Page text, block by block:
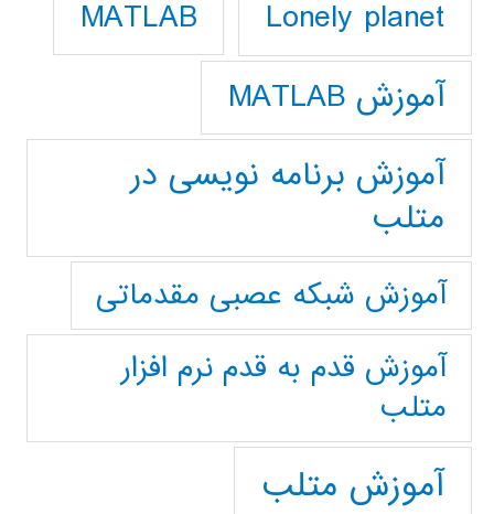
Lonely planet
MATLAB
آموزش MATLAB
آموزش برنامه نویسی در
متلب
آموزش شبکه عصبی مقدماتی
آموزش قدم به قدم نرم افزار
متلب
آموزش متلب